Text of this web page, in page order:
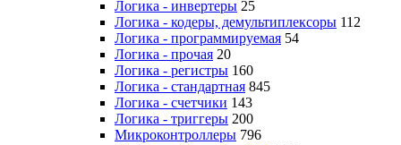
Логика - инвертеры 25
Логика - кодеры, демультиплексоры 112
Логика - программируемая 54
Логика - прочая 20
Логика - регистры 160
Логика - стандартная 845
Логика - счетчики 143
Логика - триггеры 200
Микроконтроллеры 796